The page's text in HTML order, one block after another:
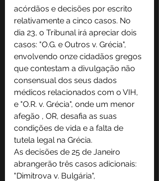
acórdãos e decisões por escrito
relativamente a cinco casos. No
dia 23, o Tribunal irá apreciar dois
casos: "O.G. e Outros v. Grécia",
envolvendo onze cidadãos gregos
que contestam a divulgação não
consensual dos seus dados
médicos relacionados com o VIH,
e "O.R. v. Grécia", onde um menor
afegão , OR, desafia as suas
condições de vida e a falta de
tutela legal na Grécia.
As decisões de 25 de Janeiro
abrangerão três casos adicionais:
"Dimitrova v. Bulgária",